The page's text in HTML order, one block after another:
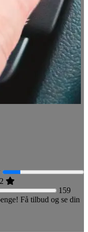
2
159
Få tilbud og se din